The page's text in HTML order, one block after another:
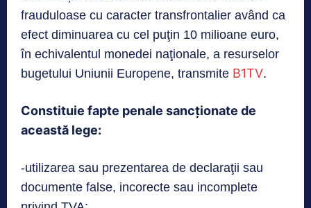
frauduloase cu caracter transfrontalier având ca
efect diminuarea cu cel puţin 10 milioane euro,
în echivalentul monedei naţionale, a resurselor
bugetului Uniunii Europene, transmite B1TV.
Constituie fapte penale sancționate de
această lege:
-utilizarea sau prezentarea de declaraţii sau
documente false, incorecte sau incomplete